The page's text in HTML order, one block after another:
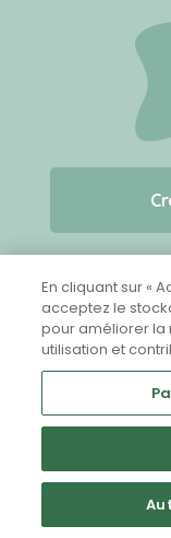
En cliquant sur «
acceptez le
pour améliorer la
utilisation et